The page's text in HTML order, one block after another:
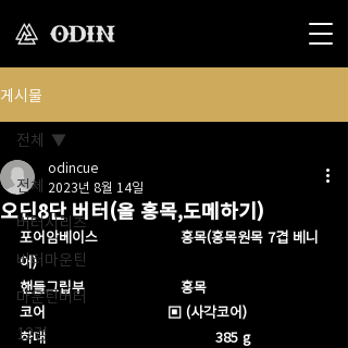
게시물
전체
버터시리즈
버터마운틴
마운틴버터
12검
전체
오딘8단 버터(올 홍목,도메하기)
odincue
2023년 8월 14일
포어암베이스                   홍목(홍목원목 7겹 베니
어)
핸들그립부                      홍목
코어                            ▣ (사각코어)
하대                                       385 g